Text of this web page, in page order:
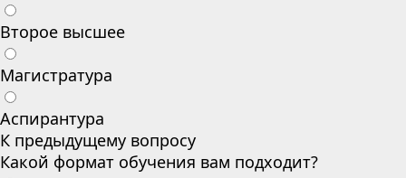
Второе высшее
Магистратура
Аспирантура
К предыдущему вопросу
Какой формат обучения вам подходит?